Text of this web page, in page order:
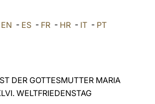
中文
EN - ES- FR- HR- IT- PT
DER GOTTESMUTTER MARIA
WELTFRIEDENSTAG